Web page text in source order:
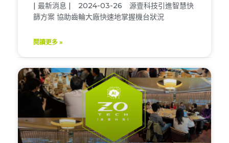
| 最新消息 | 2024-03-26 源壹科技引進智慧快
篩方案 協助齒輪大廠快速地掌握機台狀況
閱讀更多 »